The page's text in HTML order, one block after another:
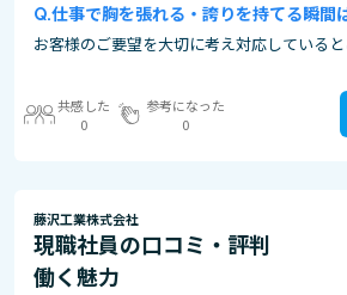
仕事で胸を張れる・誇りを持てる瞬間
お客様のご要望を大切に考え対応していると
共感した
0
参考になった
0
藤沢工業株式会社
現職社員の口コミ・評判
働く魅力